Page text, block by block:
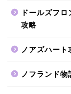
ドールズフ
攻略
ノアズハート
ノフランド物